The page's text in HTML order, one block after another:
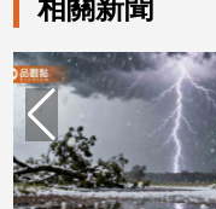
活
建
築/
室
內
設
計
相關新聞